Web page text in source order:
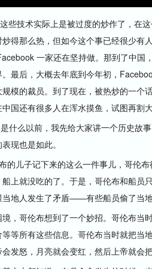
技术实际上是被过度的炒作了，在
得那么热，但如今这个事已经很少有
一家还在坚持做。那到了中国
最后，大概去年底到今年初，
模的裁员。到了现在，被热炒的一个
国还有很多人在浑水摸鱼，试图再割大
么以前，我先给大家讲一个历史故
现也是如此。
儿子记下来的这么一件事儿，哥伦布
上就没吃的了。于是，哥伦布和船员
当地人发生了矛盾——有些船员偷了当
哥伦布想到了一个妙招。哥伦布当
等所有这些信息。哥伦布当时就把当
发怒，月亮就会变红，然后上帝就会把